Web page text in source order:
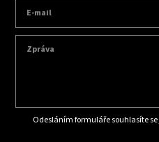
Odesláním formuláře souhlasíte se